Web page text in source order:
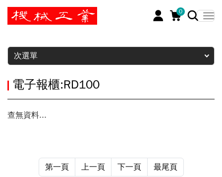
0
暫停
次選單
電子報櫃:RD100
查無資料...
第一頁 上一頁 下一頁 最尾頁